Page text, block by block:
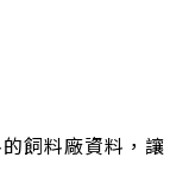
飼料廠資料，讓